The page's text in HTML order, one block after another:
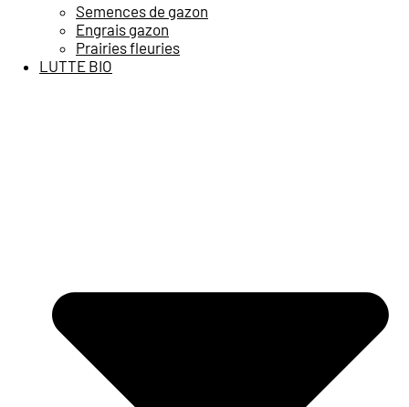
Semences de gazon
Engrais gazon
Prairies fleuries
LUTTE BIO